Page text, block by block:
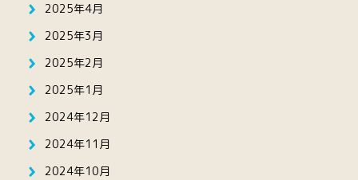
2025年4月
2025年3月
2025年2月
2025年1月
2024年12月
2024年11月
2024年10月